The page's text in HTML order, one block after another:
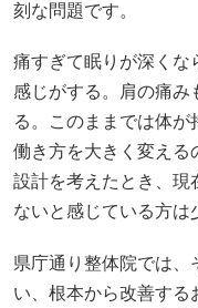
刻な問題です。
痛すぎて眠りが深くな
感じがする。肩の痛み
る。このままでは体
働き方を大きく変える
設計を考えたとき、現
ないと感じている方は
県庁通り整体院では、
い、根本から改善する